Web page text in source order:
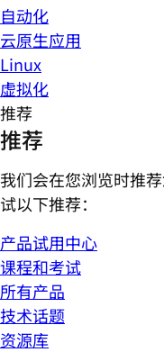
自动化
云原生应用
Linux
虚拟化
推荐
推荐
我们会在您浏览时推
试以下推荐：
产品试用中心
课程和考试
所有产品
技术话题
资源库